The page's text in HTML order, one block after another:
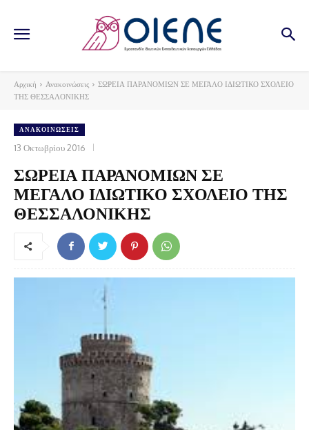
Αρχική Ανακοινώσεις
ΣΩΡΕΙΑ ΠΑΡΑΝΟΜΙΩΝ ΣΕ ΜΕΓΑΛΟ ΙΔΙΩΤΙΚΟ ΣΧΟΛΕΙΟ
ΤΗΣ ΘΕΣΣΑΛΟΝΙΚΗΣ
ΑΝΑΚΟΙΝΏΣΕΙΣ
13 Οκτωβρίου 2016
ΣΩΡΕΙΑ ΠΑΡΑΝΟΜΙΩΝ ΣΕ
ΜΕΓΑΛΟ ΙΔΙΩΤΙΚΟ ΣΧΟΛΕΙΟ ΤΗΣ
ΘΕΣΣΑΛΟΝΙΚΗΣ